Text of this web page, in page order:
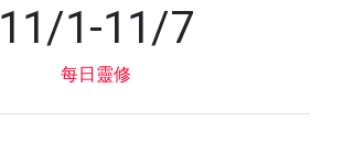
11/1-11/7
每日靈修